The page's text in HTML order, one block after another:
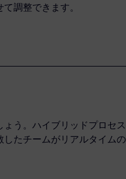
調整できます。
う。ハイブリッドプロセス
たチームがリアルタイムの